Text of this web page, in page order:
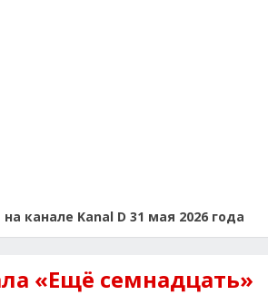
канале Kanal D 31 мая 2026 года
«Ещё семнадцать»